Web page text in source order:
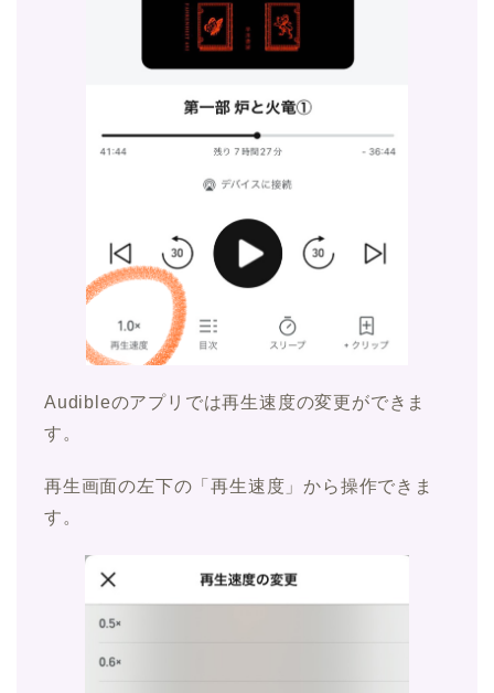
Audibleのアプリでは再生速度の変更ができま
す。
再生画面の左下の「再生速度」から操作できま
す。